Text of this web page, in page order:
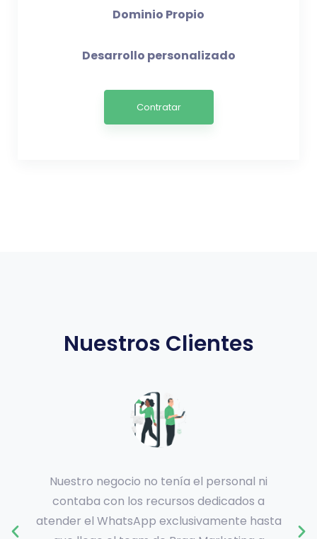
Dominio Propio
Desarrollo personalizado
Contratar
Nuestros Clientes
Nuestro negocio no tenía el personal ni
contaba con los recursos dedicados a
atender el WhatsApp exclusivamente hasta